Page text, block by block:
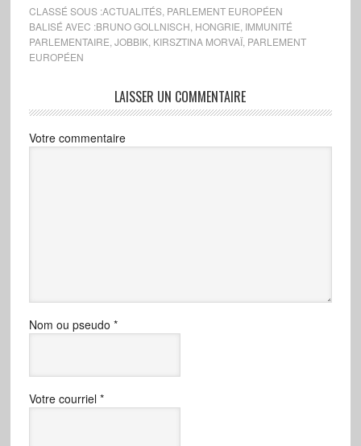
CLASSÉ SOUS :ACTUALITÉS, PARLEMENT EUROPÉEN
BALISÉ AVEC :BRUNO GOLLNISCH HONGRIE IMMUNITÉ
PARLEMENTAIRE JOBBIK, KIRSZTINA MORVAÏ, PARLEMENT
EUROPÉEN
LAISSER UN COMMENTAIRE
Votre commentaire
Nom ou pseudo *
Votre courriel *